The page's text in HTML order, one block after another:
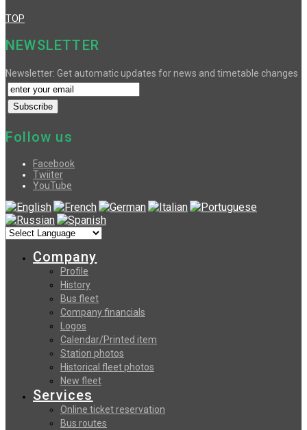
TOP
NEWSLETTER
Newsletter: Get automatic updates for news and timetable changes
Follow us
Facebook
Twiiter
YouTube
Company
Profile
History
Bus fleet
Company financials
Logos
Calendar/Printed item
Station photos
Historical fleet photos
New fleet
Services
Online ticket reservation
Bus routes